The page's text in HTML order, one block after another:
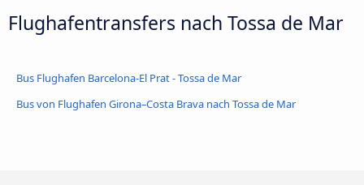
Flughafentransfers nach Tossa de Mar
Bus Flughafen Barcelona-El Prat - Tossa de Mar
Bus von Flughafen Girona–Costa Brava nach Tossa de Mar